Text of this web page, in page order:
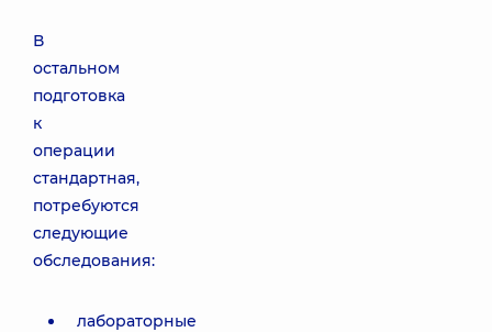
В
остальном
подготовка
к
операции
стандартная,
потребуются
следующие
обследования:
лабораторные